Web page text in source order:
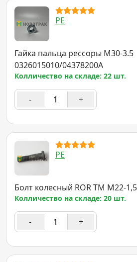
PE
Гайка пальца рессоры M30-3.5
0326015010/04378200A
Колличество на складе: 22 шт.
- +
PE
Болт колесный ROR TM М22-
Колличество на складе: 20 шт.
- +